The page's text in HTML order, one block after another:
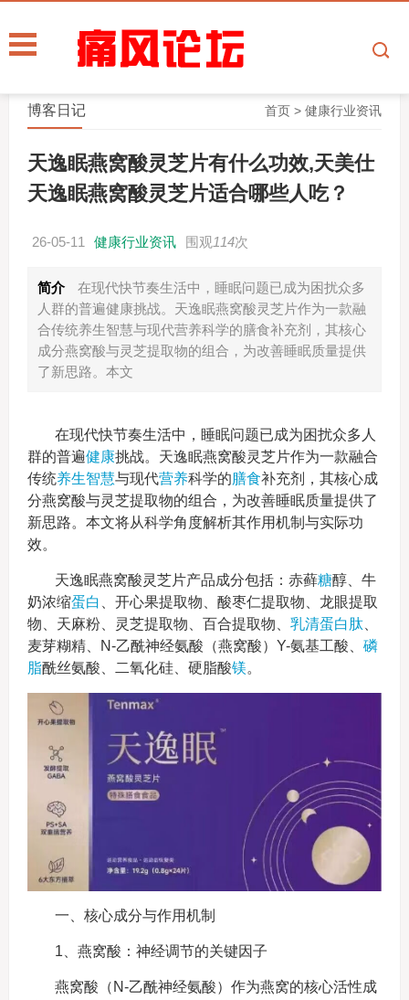
首页 >健康行业资讯
博客日记
天逸眠燕窝酸灵芝片有什么功效,天美仕
天逸眠燕窝酸灵芝片适合哪些人吃？
26-05-11 健康行业资讯 围观 114次
简介
在现代快节奏生活中，睡眠问题已成为困扰众多
人群的普遍健康挑战。天逸眠燕窝酸灵芝片作为一款融
合传统养生智慧与现代营养科学的膳食补充剂，其核心
成分燕窝酸与灵芝提取物的组合，为改善睡眠质量提供
了新思路。本文
在现代快节奏生活中，睡眠问题已成为困扰众多人
群的普遍健康挑战。天逸眠燕窝酸灵芝片作为一款融合
传统养生智慧与现代营养科学的膳食补充剂，其核心成
分燕窝酸与灵芝提取物的组合，为改善睡眠质量提供了
新思路。本文将从科学角度解析其作用机制与实际功
效。
天逸眠燕窝酸灵芝片产品成分包括：赤藓糖醇、牛
奶浓缩蛋白
、开心果提取物、酸枣仁提取物、龙眼提取
物、天麻粉、灵芝提取物、百合提取物、 乳清蛋白肽、
麦芽糊精、N-乙酰神经氨酸（燕窝酸）Y-氨基工酸、 磷
脂酰丝氨酸、二氧化硅、硬脂酸镁。
一、核心成分与作用机制
1、燕窝酸：神经调节的关键因子
燕窝酸（N-乙酰神经氨酸）作为燕窝的核心活性成